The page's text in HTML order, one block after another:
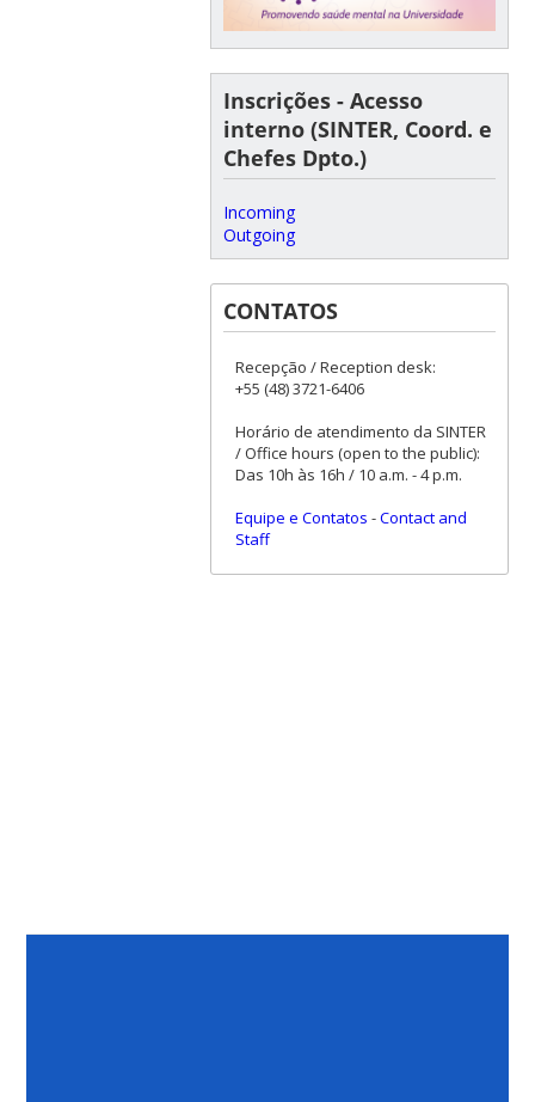
Inscrições - Acesso
interno (SINTER, Coord. e
Chefes Dpto.)
Incoming
Outgoing
CONTATOS
Recepção / Reception desk:
+55 (48) 3721-6406
Horário de atendimento da SINTER
/ Office hours (open to the public):
Das 10h às 16h / 10 a.m. - 4 p.m.
Equipe e Contatos -Contact and
Staff